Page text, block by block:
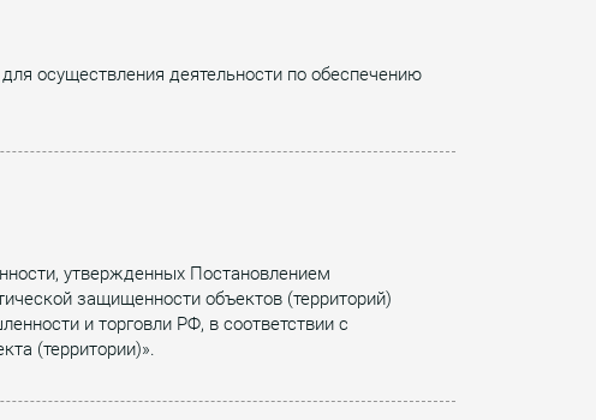
осуществления деятельности по обеспечению
утвержденных Постановлением
защищенности объектов (территорий)
и торговли РФ, в соответствии с
(территории)».